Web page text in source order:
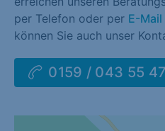
per Telefon oder per E-Mail
können Sie auch unser
0159 / 043 55